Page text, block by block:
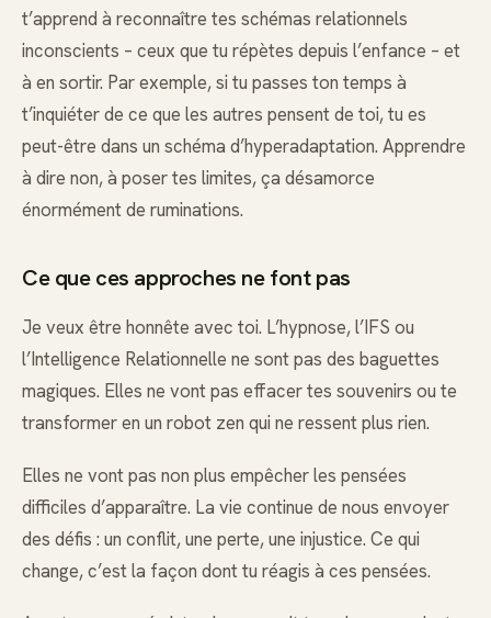
t’apprend à reconnaître tes schémas relationnels
inconscients – ceux que tu répètes depuis l’enfance – et
à en sortir. Par exemple, si tu passes ton temps à
t’inquiéter de ce que les autres pensent de toi, tu es
peut-être dans un schéma d’hyperadaptation. Apprendre
à dire non, à poser tes limites, ça désamorce
énormément de ruminations.
Ce que ces approches ne font pas
Je veux être honnête avec toi. L’hypnose, l’IFS ou
l’Intelligence Relationnelle ne sont pas des baguettes
magiques. Elles ne vont pas effacer tes souvenirs ou te
transformer en un robot zen qui ne ressent plus rien.
Elles ne vont pas non plus empêcher les pensées
difficiles d’apparaître. La vie continue de nous envoyer
des défis : un conflit, une perte, une injustice. Ce qui
change, c’est la façon dont tu réagis à ces pensées.